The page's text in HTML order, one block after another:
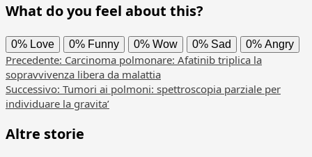
What do you feel about this?
0% Love 0% Funny 0% Wow 0% Sad 0% Angry
Navigazione
articolo
Precedente: Carcinoma polmonare: Afatinib triplica la
sopravvivenza libera da malattia
Successivo: Tumori ai polmoni: spettroscopia parziale per
individuare la gravita’
Altre storie